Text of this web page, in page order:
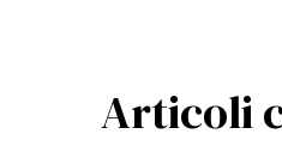
Articoli